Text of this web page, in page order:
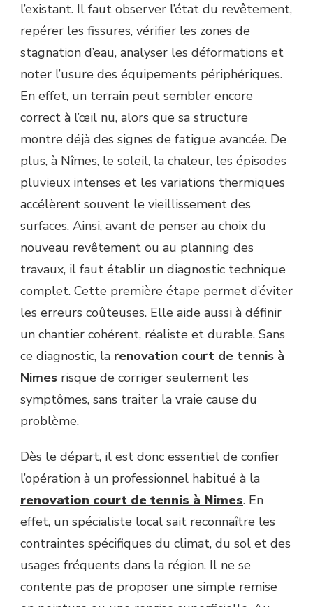
DE
TENNIS
NIMES
DÈS
PREMIER
CHANTIER
l’existant. Il faut observer l’état du revêtement,
repérer les fissures, vérifier les zones de
stagnation d’eau, analyser les déformations et
noter l’usure des équipements périphériques.
En effet, un terrain peut sembler encore
correct à l’œil nu, alors que sa structure
montre déjà des signes de fatigue avancée. De
plus, à Nîmes, le soleil, la chaleur, les épisodes
pluvieux intenses et les variations thermiques
accélèrent souvent le vieillissement des
surfaces. Ainsi, avant de penser au choix du
nouveau revêtement ou au planning des
travaux, il faut établir un diagnostic technique
complet. Cette première étape permet d’éviter
les erreurs coûteuses. Elle aide aussi à définir
un chantier cohérent, réaliste et durable. Sans
ce diagnostic, la renovation court de tennis à
Nimes risque de corriger seulement les
symptômes, sans traiter la vraie cause du
problème.
Dès le départ, il est donc essentiel de confier
l’opération à un professionnel habitué à la
renovation court de tennis à Nimes. En
effet, un spécialiste local sait reconnaître les
contraintes spécifiques du climat, du sol et des
usages fréquents dans la région. Il ne se
contente pas de proposer une simple remise